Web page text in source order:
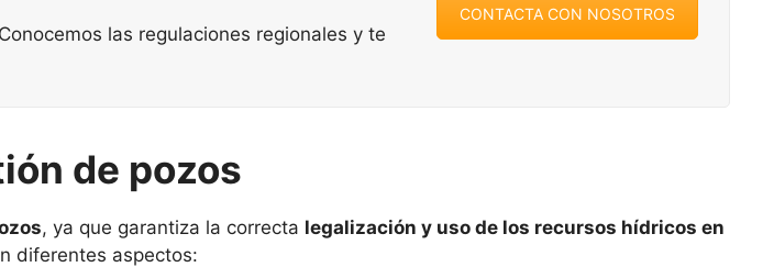
las regulaciones regionales y te
CONTACTA CON NOSOTROS
de pozos
, ya que garantiza la correcta legalización y uso de los recursos hídricos en
diferentes aspectos: